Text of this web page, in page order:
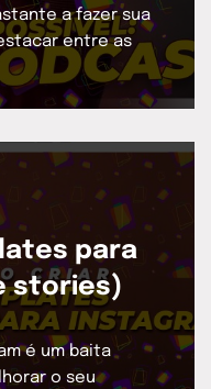
a fazer sua
entre as
para
stories)
é um baita
o seu